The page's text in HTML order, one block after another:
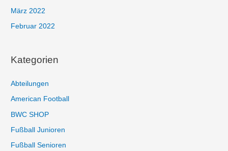
März 2022
Februar 2022
Kategorien
Abteilungen
American Football
BWC SHOP
Fußball Junioren
Fußball Senioren